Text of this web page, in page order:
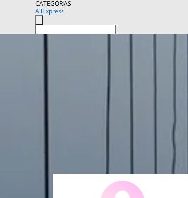
CATEGORIAS
AliExpress